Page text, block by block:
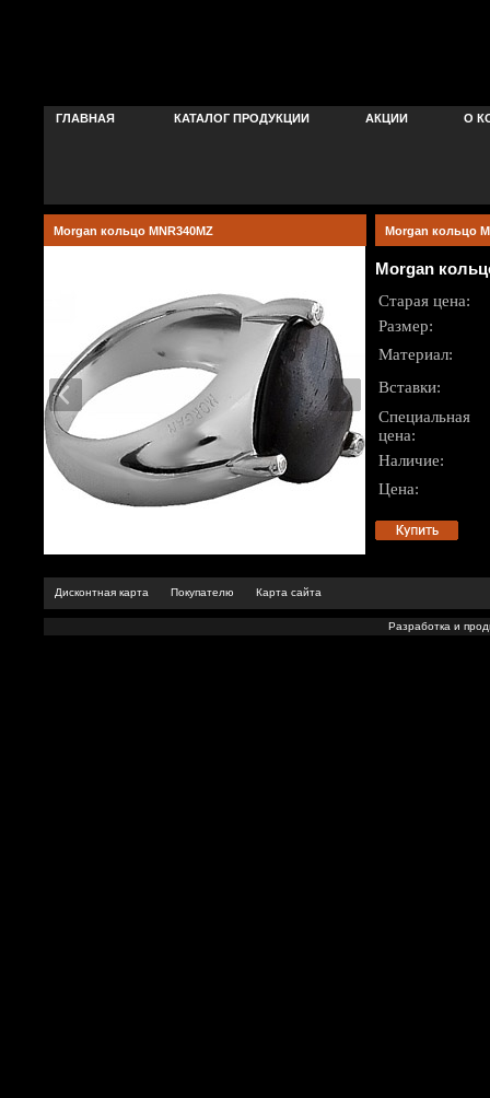
ГЛАВНАЯ КАТАЛОГ ПРОДУКЦИИ АКЦИИ О
Morgan кольцо MNR340MZ Morgan кольцо
Morgan
Старая цена:
Размер:
Материал:
Вставки:
Специальная
цена:
Наличие:
Цена:
Дисконтная карта Покупателю Карта сайта
Разработка и